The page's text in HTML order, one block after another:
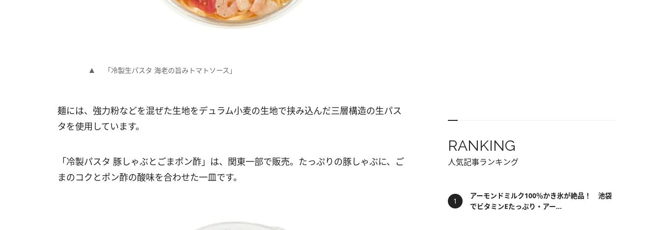
「冷製生パスタ 海老の旨みトマトソース」
麺には、強力粉などを混ぜた生地をデュラム小麦の生地で挟み込んだ三層構造の生パス
タを使用しています。
「冷製パスタ 豚しゃぶとごまポン酢」は、関東一部で販売。たっぷりの豚しゃぶに、ご
まのコクとポン酢の酸味を合わせた一皿です。
RANKING
人気記事ランキング
アーモンドミルク100％かき氷が絶品！ 池袋
でビタミンEたっぷり・アー...